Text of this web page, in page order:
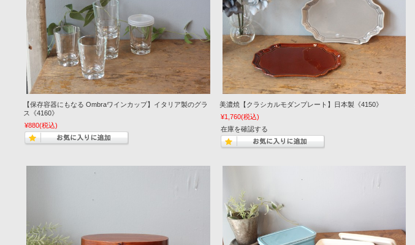
【保存容器にもなる Ombraワインカップ】イタリア製のグラ
ス《4160》
¥880(税込)
美濃焼【クラシカルモダンプレート】日本製《4150》
¥1,760(税込)
在庫を確認する